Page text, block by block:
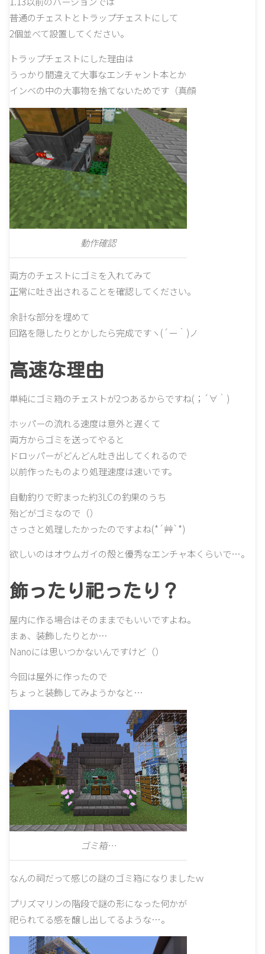
普通のチェストとトラップチェストにして
2個並べて設置してください。
トラップチェストにした理由は
うっかり間違えて大事なエンチャント本とか
インベの中の大事物を捨てないためです（真顔
動作確認
両方のチェストにゴミを入れてみて
正常に吐き出されることを確認してください。
余計な部分を埋めて
回路を隠したりとかしたら完成ですヽ(´ー｀)ノ
高速な理由
単純にゴミ箱のチェストが2つあるからですね(；´∀｀)
ホッパーの流れる速度は意外と遅くて
両方からゴミを送ってやると
ドロッパーがどんどん吐き出してくれるので
以前作ったものより処理速度は速いです。
自動釣りで貯まった約3LCの釣果のうち
殆どがゴミなので（）
さっさと処理したかったのですよね(*´艸`*)
欲しいのはオウムガイの殻と優秀なエンチャ本くらいで…。
飾ったり祀ったり？
屋内に作る場合はそのままでもいいですよね。
まぁ、装飾したりとか…
Nanoには思いつかないんですけど（）
今回は屋外に作ったので
ちょっと装飾してみようかなと…
ゴミ箱…
なんの祠だって感じの謎のゴミ箱になりましたｗ
プリズマリンの階段で謎の形になった何かが
祀られてる感を醸し出してるような…。